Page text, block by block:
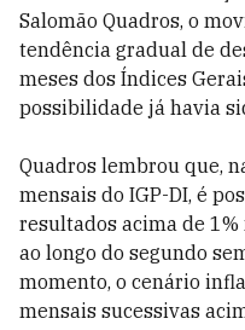
Salomão Quadros, o
tendência gradual de
meses dos Índices
possibilidade já havia
Quadros lembrou que,
mensais do IGP-DI, é
resultados acima de
ao longo do segundo
momento, o cenário
mensais sucessivas